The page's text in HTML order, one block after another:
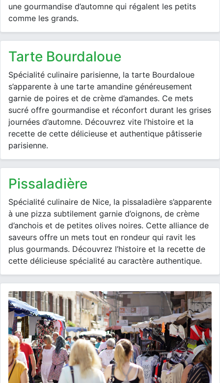
une gourmandise d’automne qui régalent les petits
comme les grands.
tarte Bourdaloue
Spécialité culinaire parisienne, la tarte Bourdaloue
s’apparente à une tarte amandine généreusement
garnie de poires et de crème d’amandes. Ce mets
sucré offre gourmandise et réconfort durant les grises
journées d’automne. Découvrez vite l’histoire et la
recette de cette délicieuse et authentique pâtisserie
parisienne.
pissaladière
Spécialité culinaire de Nice, la pissaladière s’apparente
à une pizza subtilement garnie d’oignons, de crème
d’anchois et de petites olives noires. Cette alliance de
saveurs offre un mets tout en rondeur qui ravit les
plus gourmands. Découvrez l’histoire et la recette de
cette délicieuse spécialité au caractère authentique.